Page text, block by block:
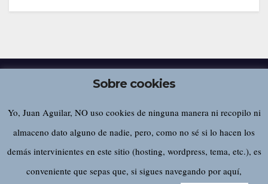
Juan Aguilar
Funciona gracias a WordPress|Tema:Newsupde Themeansar
Sobre cookies
Yo, Juan Aguilar, NO uso cookies de ninguna manera ni recopilo ni
almaceno dato alguno de nadie, pero, como no sé si lo hacen los
demás intervinientes en este sitio (hosting, wordpress, tema, etc.), es
conveniente que sepas que, si sigues navegando por aquí,